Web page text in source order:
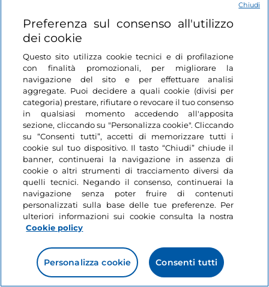
Login
Restiamo in contatto
Preferenza sul consenso all'utilizzo
dei cookie
Questo sito utilizza cookie tecnici e di profilazione
con finalità promozionali, per migliorare la
navigazione del sito e per effettuare analisi
aggregate. Puoi decidere a quali cookie (divisi per
categoria) prestare, rifiutare o revocare il tuo consenso
in qualsiasi momento accedendo all'apposita
sezione, cliccando su "Personalizza cookie". Cliccando
su “Consenti tutti”, accetti di memorizzare tutti i
cookie sul tuo dispositivo. Il tasto “Chiudi” chiude il
banner, continuerai la navigazione in assenza di
cookie o altri strumenti di tracciamento diversi da
quelli tecnici. Negando il consenso, continuerai la
navigazione senza poter fruire di contenuti
personalizzati sulla base delle tue preferenze. Per
ulteriori informazioni sui cookie consulta la nostra
Cookie policy
Personalizza cookie Consenti tutti
Chiudi